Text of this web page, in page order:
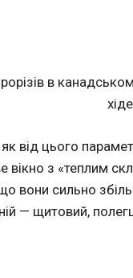
в
від цього
вікно з «теплим
вони сильно
— щитовий,